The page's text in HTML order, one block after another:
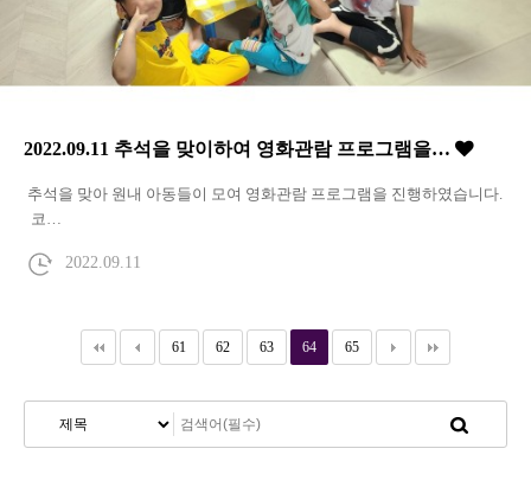
2022.09.11 추석을 맞이하여 영화관람 프로그램을…
추석을 맞아 원내 아동들이 모여 영화관람 프로그램을 진행하였습니다.
코…
2022.09.11
61 62 63 64 65